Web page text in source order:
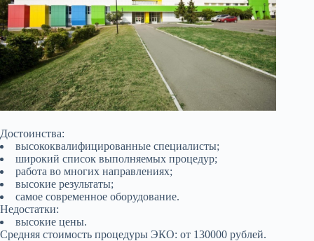
Достоинства:
высококвалифицированные специалисты;
широкий список выполняемых процедур;
работа во многих направлениях;
высокие результаты;
самое современное оборудование.
Недостатки:
высокие цены.
Средняя стоимость процедуры ЭКО: от 130000 рублей.